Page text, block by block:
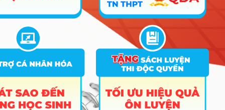
A00; A01; C00; C03;
C04; D01; X26
18 18
A00; A01; C00; C03;
C04; D01; X26
18
A00; A01; C00; C03;
18 18
A00; A01; C00; C03;
C04; D01; X26
18 18
A00; A01; C00; C03;
C04; D01; X26
18 18 18
A00; A01; C00; C03;